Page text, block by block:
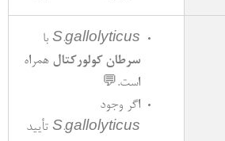
S.gallolyticus با
سرطان کولورکتال همراه
است.💬
اگر وجود
S.gallolyticus تأیید